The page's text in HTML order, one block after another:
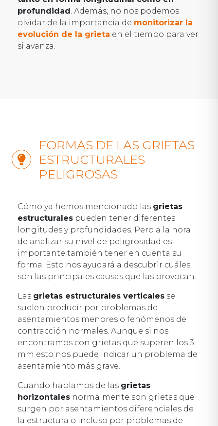
profundidad . Además, no nos podemos
olvidar de la importancia de monitorizar la
evolución de la grieta en el tiempo para ver
si avanza.
FORMAS DE LAS GRIETAS
ESTRUCTURALES
PELIGROSAS
Cómo ya hemos mencionado las grietas
estructurales pueden tener diferentes
longitudes y profundidades. Pero a la hora
de analizar su nivel de peligrosidad es
importante también tener en cuenta su
forma. Esto nos ayudará a descubrir cuáles
son las principales causas que las provocan.
Las grietas estructurales verticales se
suelen producir por problemas de
asentamientos menores o fenómenos de
contracción normales. Aunque si nos
encontramos con grietas que superen los 3
mm esto nos puede indicar un problema de
asentamiento más grave.
Cuando hablamos de las grietas
horizontales normalmente son grietas que
surgen por asentamientos diferenciales de
la estructura o incluso por problemas de